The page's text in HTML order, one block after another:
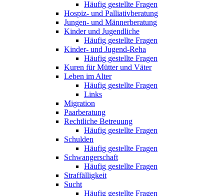
Häufig gestellte Fragen
Hospiz- und Palliativberatung
Jungen- und Männerberatung
Kinder und Jugendliche
Häufig gestellte Fragen
Kinder- und Jugend-Reha
Häufig gestellte Fragen
Kuren für Mütter und Väter
Leben im Alter
Häufig gestellte Fragen
Links
Migration
Paarberatung
Rechtliche Betreuung
Häufig gestellte Fragen
Schulden
Häufig gestellte Fragen
Schwangerschaft
Häufig gestellte Fragen
Straffälligkeit
Sucht
Häufig gestellte Fragen